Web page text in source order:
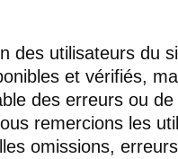
des utilisateurs du
et vérifiés,
des erreurs ou de
remercions les
omissions,